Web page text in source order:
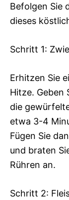
Befolgen Sie
dieses
Schritt 1:
Erhitzen Sie
Hitze. Geben
die
etwa 3-4
Fügen Sie
und braten
Rühren an.
Schritt 2: